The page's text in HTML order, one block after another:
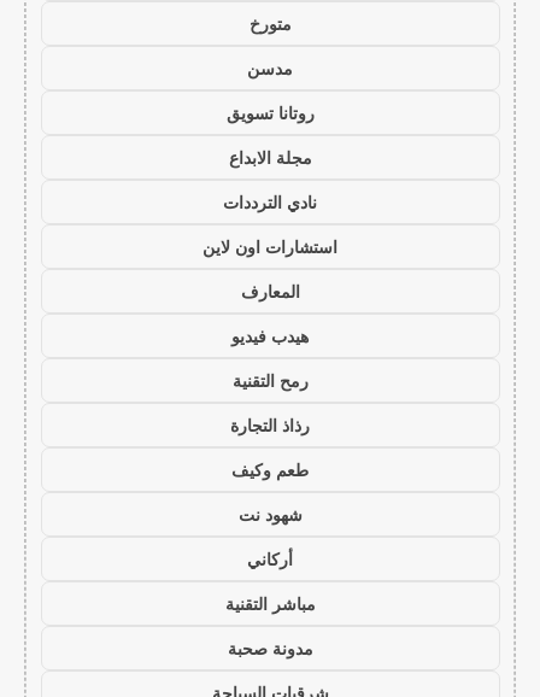
متورخ
مدسن
روتانا تسويق
مجلة الابداع
نادي الترددات
استشارات اون لاين
المعارف
هيدب فيديو
رمح التقنية
رذاذ التجارة
طعم وكيف
شهود نت
أركاني
مباشر التقنية
مدونة صحبة
شرقيات السياحة